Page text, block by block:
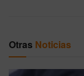
Otras Noticias